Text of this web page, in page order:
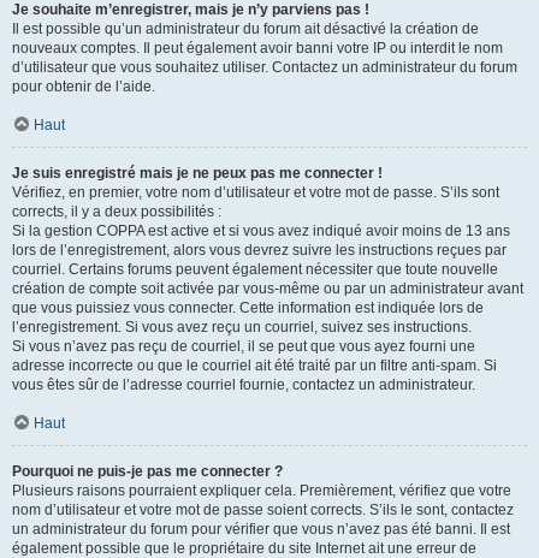
Je souhaite m’enregistrer, mais je n’y parviens pas !
Il est possible qu’un administrateur du forum ait désactivé la création de
nouveaux comptes. Il peut également avoir banni votre IP ou interdit le nom
d’utilisateur que vous souhaitez utiliser. Contactez un administrateur du forum
pour obtenir de l’aide.
Haut
Je suis enregistré mais je ne peux pas me connecter !
Vérifiez, en premier, votre nom d’utilisateur et votre mot de passe. S’ils sont
corrects, il y a deux possibilités :
Si la gestion COPPA est active et si vous avez indiqué avoir moins de 13 ans
lors de l’enregistrement, alors vous devrez suivre les instructions reçues par
courriel. Certains forums peuvent également nécessiter que toute nouvelle
création de compte soit activée par vous-même ou par un administrateur avant
que vous puissiez vous connecter. Cette information est indiquée lors de
l’enregistrement. Si vous avez reçu un courriel, suivez ses instructions.
Si vous n’avez pas reçu de courriel, il se peut que vous ayez fourni une
adresse incorrecte ou que le courriel ait été traité par un filtre anti-spam. Si
vous êtes sûr de l’adresse courriel fournie, contactez un administrateur.
Haut
Pourquoi ne puis-je pas me connecter ?
Plusieurs raisons pourraient expliquer cela. Premièrement, vérifiez que votre
nom d’utilisateur et votre mot de passe soient corrects. S’ils le sont, contactez
un administrateur du forum pour vérifier que vous n’avez pas été banni. Il est
également possible que le propriétaire du site Internet ait une erreur de